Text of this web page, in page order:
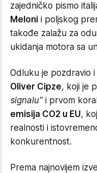
zajedničko pismo
Meloni i poljskog
takođe zalažu za
ukidanja motora sa
Odluku je pozdravio
Oliver Cipze, koji je
signalu" i prvom
emisija CO2 u EU,
realnosti i
konkurentnost.
Prema najnovijem